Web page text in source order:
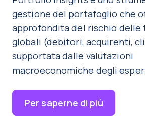
gestione del portafoglio che
approfondita del rischio
globali (debitori, acquirenti,
supportata dalle valutazioni
macroeconomiche degli
Per saperne di più